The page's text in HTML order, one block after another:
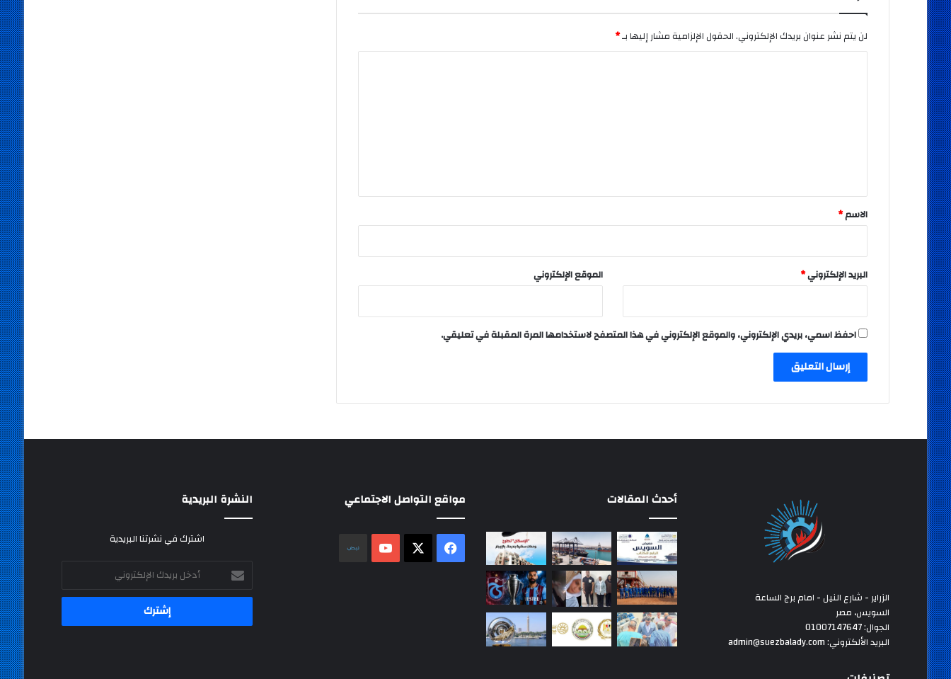
لن يتم نشر عنوان بريدك الإلكتروني.الحقول الإلزامية مشار إليها بـ*
*
الاسم*
البريد الإلكتروني* الموقع الإلكتروني
احفظ اسمي، بريدي الإلكتروني، والموقع الإلكتروني في هذا المتصفح لاستخدامها المرة المقبلة في تعليقي.
الزراير - شارع النيل - امام برج الساعة
السويس، مصر
الجوال: 01007147647
البريد الألكتروني: admin@suezbalady.com
أحدث المقالات مواقع التواصل الاجتماعي
فيسبوك
‫X
‫YouTube
النشرة البريدية
اشترك في نشرتنا البريدية
أدخل
بريدك
الإلكتروني